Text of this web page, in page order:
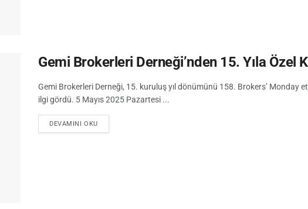
Gemi Brokerleri Derneği’nden 15. Yıla Özel
Gemi Brokerleri Derneği, 15. kuruluş yıl dönümünü 158. Brokers’ Monday
ilgi gördü. 5 Mayıs 2025 Pazartesi ...
DEVAMINI OKU